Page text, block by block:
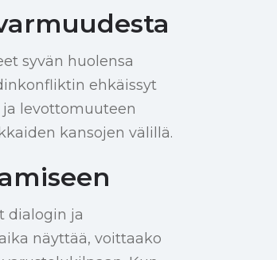
syvän huolensa
ehkäissyt
levottomuuteen
kansojen välillä.
dialogin ja
näyttää, voittaako